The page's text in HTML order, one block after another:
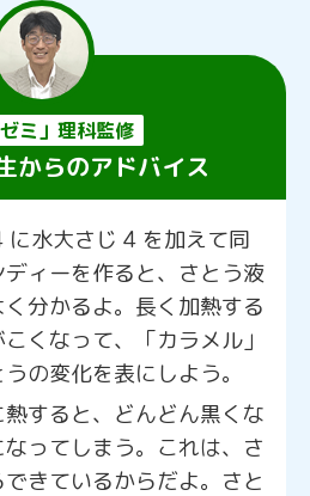
ゼミ」理科監修
からのアドバイス
に水大さじ 4 を加えて同
ィーを作ると、さとう液
分かるよ。長く加熱する
くなって、「カラメル」
の変化を表にしよう。
すると、どんどん黒くな
ってしまう。これは、さ
きているからだよ。さと